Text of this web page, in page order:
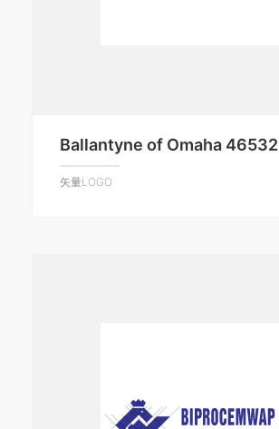
Ballantyne of Omaha 46532
矢量LOGO